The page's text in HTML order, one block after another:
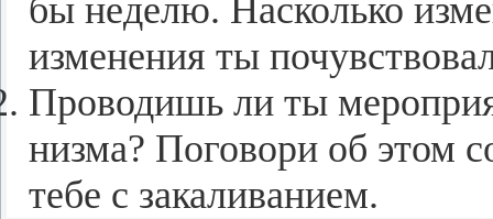
бы неде­лю. На­сколь­ко
из­ме­не­ния ты
Про­во­дишь ли ты
низ­ма? По­го­во­ри об этом
тебе с за­ка­ли­ва­ни­ем.